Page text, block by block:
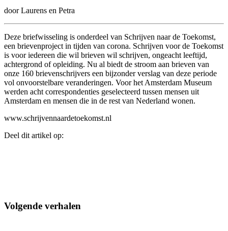
door Laurens en Petra
Deze briefwisseling is onderdeel van Schrijven naar de Toekomst,
een brievenproject in tijden van corona. Schrijven voor de Toekomst
is voor iedereen die wil brieven wil schrijven, ongeacht leeftijd,
achtergrond of opleiding. Nu al biedt de stroom aan brieven van
onze 160 brievenschrijvers een bijzonder verslag van deze periode
vol onvoorstelbare veranderingen. Voor het Amsterdam Museum
werden acht correspondenties geselecteerd tussen mensen uit
Amsterdam en mensen die in de rest van Nederland wonen.
www.schrijvennaardetoekomst.nl
Deel dit artikel op:
Volgende verhalen